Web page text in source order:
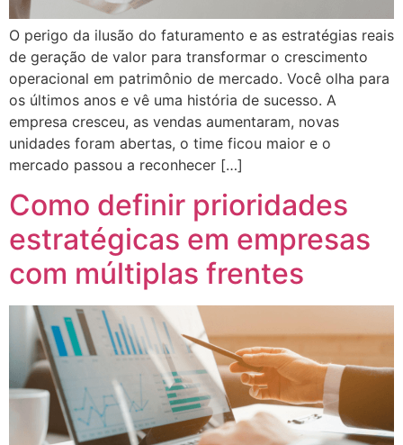
O perigo da ilusão do faturamento e as estratégias reais
de geração de valor para transformar o crescimento
operacional em patrimônio de mercado. Você olha para
os últimos anos e vê uma história de sucesso. A
empresa cresceu, as vendas aumentaram, novas
unidades foram abertas, o time ficou maior e o
mercado passou a reconhecer […]
Como definir prioridades
estratégicas em empresas
com múltiplas frentes